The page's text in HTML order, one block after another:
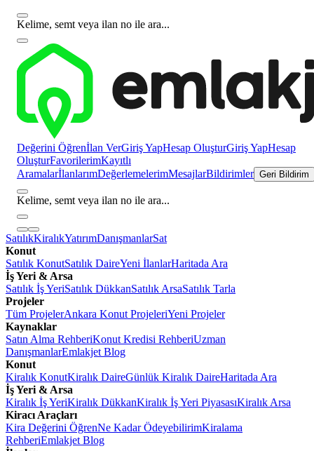
Kelime, semt veya ilan no ile ara...
Değerini Öğrenİlan VerGiriş YapHesap OluşturGiriş YapHesap
OluşturFavorilerimKayıtlı
AramalarİlanlarımDeğerlemelerimMesajlarBildirimler Geri Bildirim
Kelime, semt veya ilan no ile ara...
SatılıkKiralıkYatırımDanışmanlarSat
Konut
Satılık KonutSatılık DaireYeni İlanlarHaritada Ara
İş Yeri & Arsa
Satılık İş YeriSatılık DükkanSatılık ArsaSatılık Tarla
Projeler
Tüm ProjelerAnkara Konut ProjeleriYeni Projeler
Kaynaklar
Satın Alma RehberiKonut Kredisi RehberiUzman
DanışmanlarEmlakjet Blog
Konut
Kiralık KonutKiralık DaireGünlük Kiralık DaireHaritada Ara
İş Yeri & Arsa
Kiralık İş YeriKiralık DükkanKiralık İş Yeri PiyasasıKiralık Arsa
Kiracı Araçları
Kira Değerini ÖğrenNe Kadar ÖdeyebilirimKiralama
RehberiEmlakjet Blog